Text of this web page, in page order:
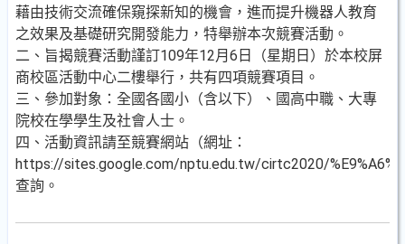
藉由技術交流確保窺探新知的機會，進而提升機器人教育
之效果及基礎研究開發能力，特舉辦本次競賽活動。
二、旨揭競賽活動謹訂109年12月6日（星期日）於本校屏
商校區活動中心二樓舉行，共有四項競賽項目。
三、參加對象：全國各國小（含以下）、國高中職、大專
院校在學學生及社會人士。
四、活動資訊請至競賽網站（網址：
https://sites.google.com/nptu.edu.tw/cirtc2020/
查詢。